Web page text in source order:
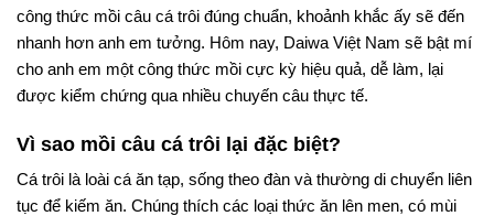
công thức mồi câu cá trôi đúng chuẩn, khoảnh khắc ấy sẽ đến
nhanh hơn anh em tưởng. Hôm nay, Daiwa Việt Nam sẽ bật mí
cho anh em một công thức mồi cực kỳ hiệu quả, dễ làm, lại
được kiểm chứng qua nhiều chuyến câu thực tế.
Vì sao mồi câu cá trôi lại đặc biệt?
Cá trôi là loài cá ăn tạp, sống theo đàn và thường di chuyển liên
tục để kiếm ăn. Chúng thích các loại thức ăn lên men, có mùi